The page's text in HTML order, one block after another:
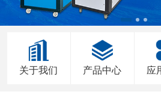
关于我们 产品中心 应